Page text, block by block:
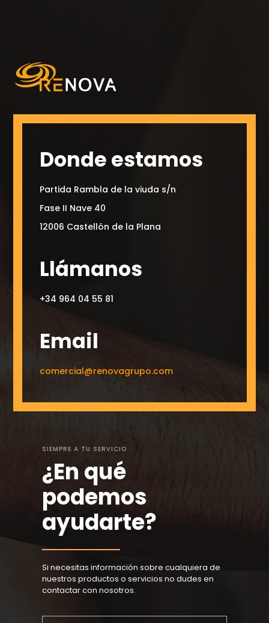
SIEMPRE A TU SERVICIO
¿En qué
podemos
ayudarte?
Si necesitas información sobre cualquiera de
nuestros productos o servicios no dudes en
contactar con nosotros.
Donde estamos
Partida Rambla de la viuda s/n
Fase II Nave 40
12006 Castellón de la Plana
Llámanos
+34 964 04 55 81
Email
comercial@renovagrupo.com